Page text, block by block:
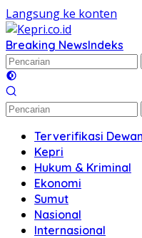
Langsung ke konten
Breaking NewsIndeks
Terverifikasi
Kepri
Hukum & Kriminal
Ekonomi
Sumut
Nasional
Internasional